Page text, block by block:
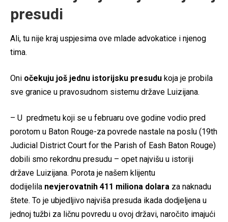
presudi
Ali, tu nije kraj uspjesima ove mlade advokatice i njenog
tima.
Oni očekuju još jednu istorijsku presudu koja je probila
sve granice u pravosudnom sistemu države Luizijana.
– U predmetu koji se u februaru ove godine vodio pred
porotom u Baton Rouge-za povrede nastale na poslu (19th
Judicial District Court for the Parish of Eash Baton Rouge)
dobili smo rekordnu presudu – opet najvišu u istoriji
države Luizijana. Porota je našem klijentu
dodijelila nevjerovatnih 411 miliona dolara za naknadu
štete. To je ubjedljivo najviša presuda ikada dodjeljena u
jednoj tužbi za ličnu povredu u ovoj državi, naročito imajući